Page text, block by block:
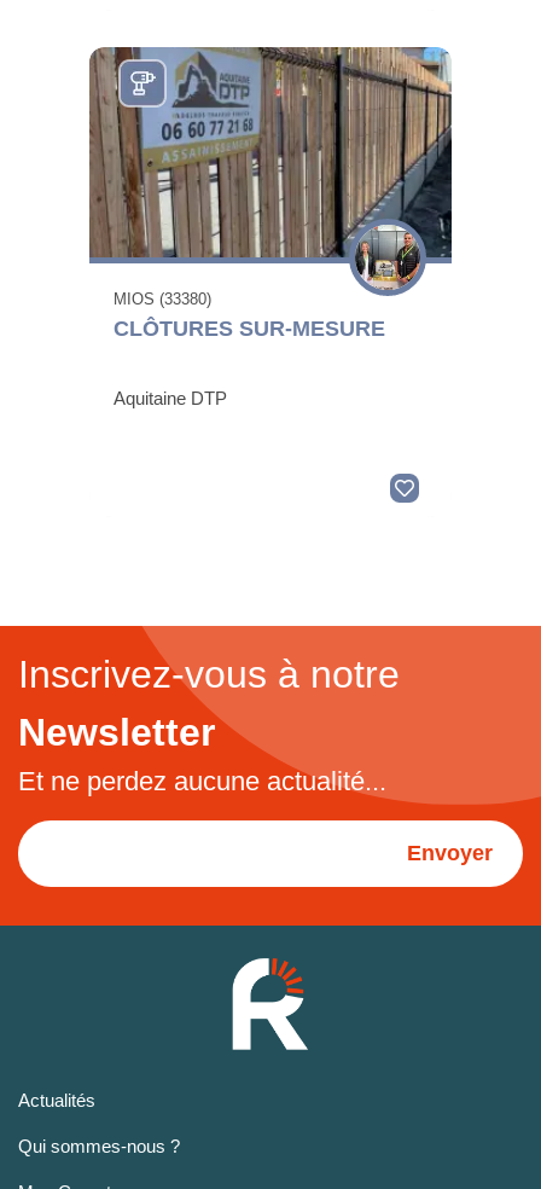
MIOS (33380)
CLÔTURES SUR-MESURE
Aquitaine DTP
Inscrivez-vous à notre
Newsletter
Et ne perdez aucune actualité...
Envoyer
Actualités
Qui sommes-nous ?